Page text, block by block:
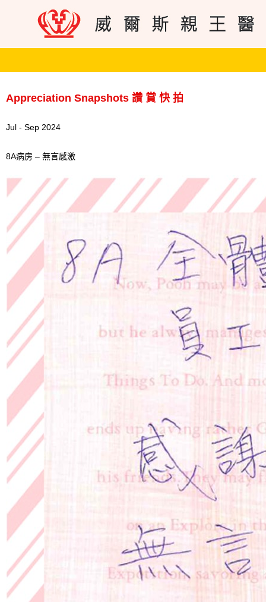
Appreciation Snapshots 讚 賞 快 拍
Jul - Sep 2024
8A病房 – 無言感激